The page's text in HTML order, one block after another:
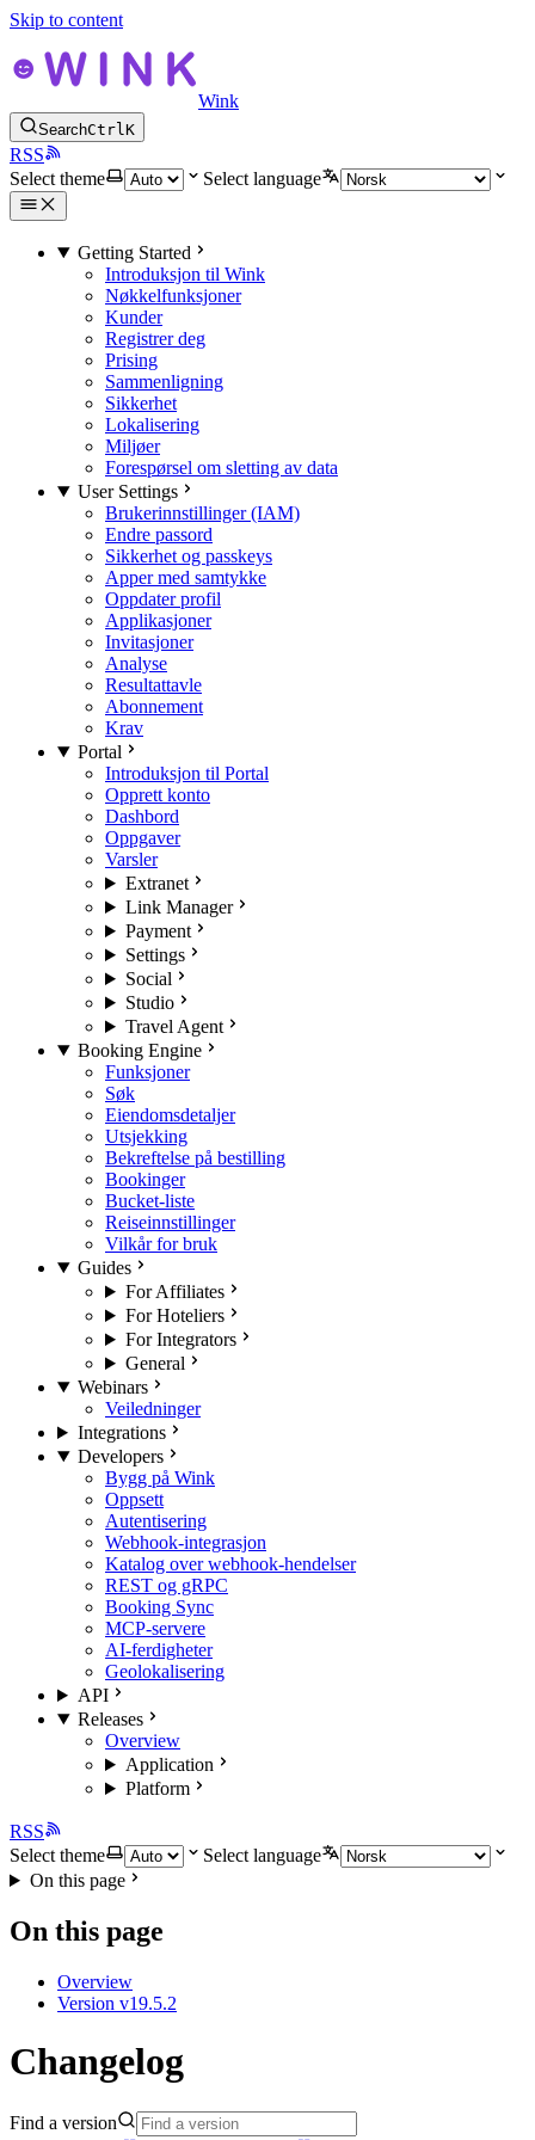
Skip to content
Wink
SearchCtrlK
RSS
Select theme
Select language
Getting Started
Introduksjon til Wink
Nøkkelfunksjoner
Kunder
Registrer deg
Prising
Sammenligning
Sikkerhet
Lokalisering
Miljøer
Forespørsel om sletting av data
User Settings
Brukerinnstillinger (IAM)
Endre passord
Sikkerhet og passkeys
Apper med samtykke
Oppdater profil
Applikasjoner
Invitasjoner
Analyse
Resultattavle
Abonnement
Krav
Portal
Introduksjon til Portal
Opprett konto
Dashbord
Oppgaver
Varsler
Extranet
Link Manager
Payment
Settings
Social
Studio
Travel Agent
Booking Engine
Funksjoner
Søk
Eiendomsdetaljer
Utsjekking
Bekreftelse på bestilling
Bookinger
Bucket-liste
Reiseinnstillinger
Vilkår for bruk
Guides
For Affiliates
For Hoteliers
For Integrators
General
Webinars
Veiledninger
Integrations
Developers
Bygg på Wink
Oppsett
Autentisering
Webhook-integrasjon
Katalog over webhook-hendelser
REST og gRPC
Booking Sync
MCP-servere
AI-ferdigheter
Geolokalisering
API
Releases
Overview
Application
Platform
RSS
Select theme
Select language
On this page
On this page
Overview
Version v19.5.2
Changelog
Find a version